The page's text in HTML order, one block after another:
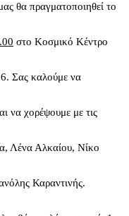
θα πραγματοποιηθεί το
στο Κοσμικό Κέντρο
Σας καλούμε να
να χορέψουμε με τις
Λένα Αλκαίου, Νίκο
Καραντινής.